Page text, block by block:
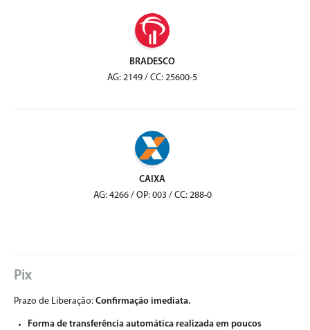
BRADESCO
AG: 2149 / CC: 25600-5
CAIXA
AG: 4266 / OP: 003 / CC: 288-0
Pix
Prazo de Liberação: Confirmação imediata.
Forma de transferência automática realizada em poucos